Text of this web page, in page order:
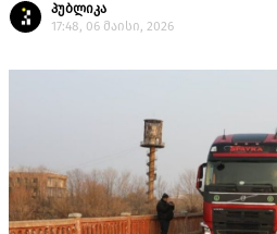
პუბლიკა
17:48, 06 მაისი, 2026